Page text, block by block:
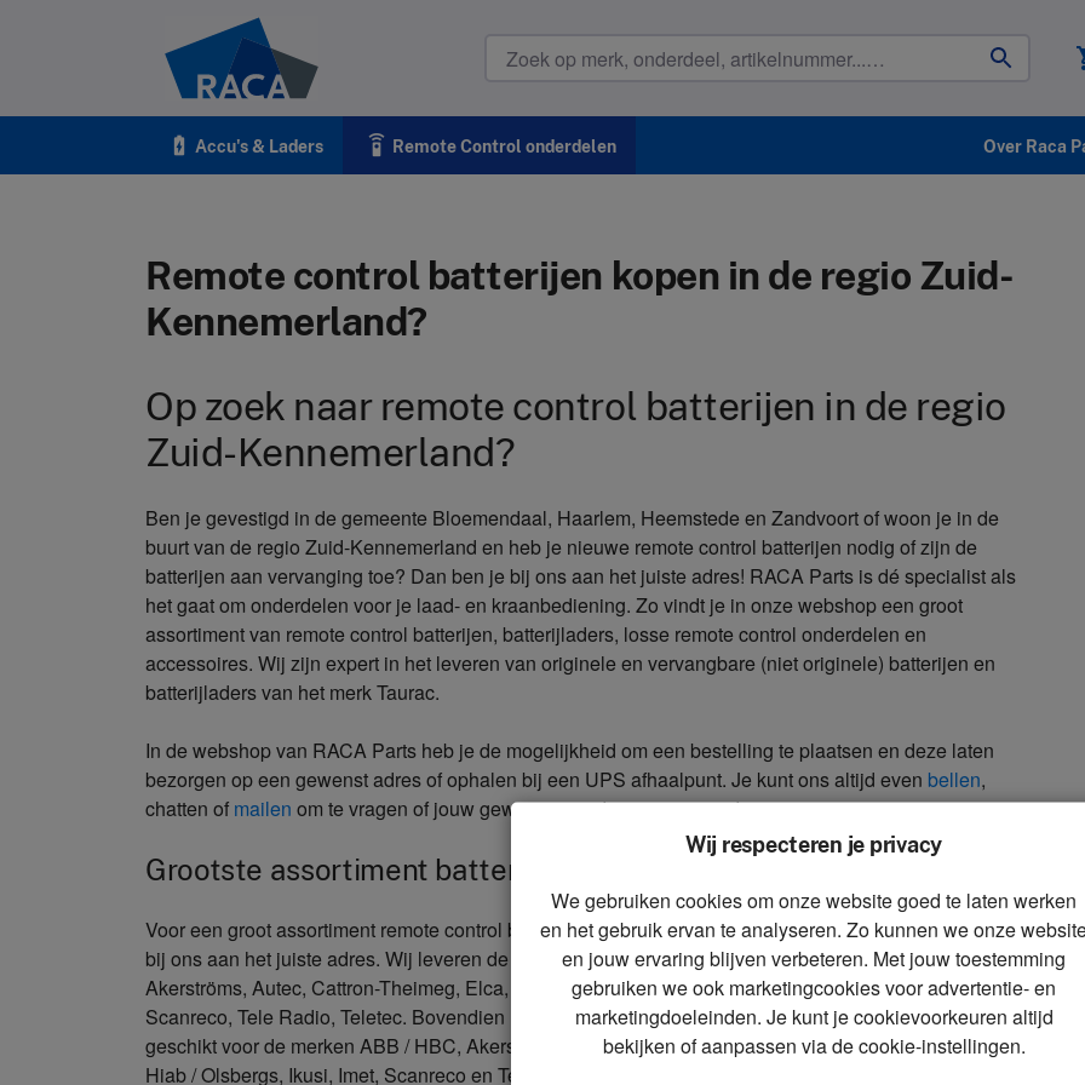
Raca
battery_charging_full Accu's & Laders settings_remote Remote Control onderdelen Over Raca
Remote control batterijen kopen in de regio Zuid-
Kennemerland?
Op zoek naar remote control batterijen in de regio
Zuid-Kennemerland?
Ben je gevestigd in de gemeente Bloemendaal, Haarlem, Heemstede en Zandvoort of woon je in de
buurt van de regio Zuid-Kennemerland en heb je nieuwe remote control batterijen nodig of zijn de
batterijen aan vervanging toe? Dan ben je bij ons aan het juiste adres! RACA Parts is dé specialist als
het gaat om onderdelen voor je laad- en kraanbediening. Zo vindt je in onze webshop een groot
assortiment van remote control batterijen, batterijladers, losse remote control onderdelen en
accessoires. Wij zijn expert in het leveren van originele en vervangbare (niet originele) batterijen en
batterijladers van het merk Taurac.
In de webshop van RACA Parts heb je de mogelijkheid om een bestelling te plaatsen en deze laten
bezorgen op een gewenst adres of ophalen bij een UPS afhaalpunt. Je kunt ons altijd even bellen,
chatten of mailen om te vragen of jouw gewenste product op voorraad is.
Grootste assortiment batterijen van de regio Zuid-Kennemerland
Voor een groot assortiment remote control batterijen in en rondom de regio Zuid-Kennemerland ben je
bij ons aan het juiste adres. Wij leveren de volgende originele A-merken; ABB / HBC, Abitron,
Akerströms, Autec, Cattron-Theimeg, Elca, Hiab, Hiab / NBB, Ikusi, Imet, NBB, Palfinger, Ravioli,
Scanreco, Tele Radio, Teletec. Bovendien leveren wij ook vervangende remote control batterijen,
geschikt voor de merken ABB / HBC, Akerströms, Autec, Grossfunk, Hetronic, Hetronic / abitron, Hiab,
Hiab / Olsbergs, Ikusi, Imet, Scanreco en Teletec.
Wij respecteren je privacy
We gebruiken cookies om onze website goed te laten werken
en het gebruik ervan te analyseren. Zo kunnen we onze
en jouw ervaring blijven verbeteren. Met jouw toestemming
gebruiken we ook marketingcookies voor advertentie- en
marketingdoeleinden. Je kunt je cookievoorkeuren altijd
bekijken of aanpassen via de cookie-instellingen.